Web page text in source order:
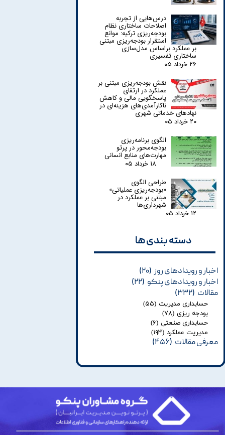
درس‌هایی از تجربه
اصلاحات ساختاری نظام
بودجه‌ریزی ترکیه: موانع
استقرار بودجه‌ریزی مبتنی
بر عملکرد براساس مدل‌سازی
ساختاری تفسیری
۲۶ خرداد ۰۵
نقش بودجه‌ریزی مبتنی بر
عملکرد در ارتقای
پاسخگویی مالی و کاهش
ناکارآمدی‌های هزینه‌ای در
نهادهای خدماتی شهری
۲۰ خرداد ۰۵
الگوی برنامه‌ریزی
بودجه‌محور در پرتو
مهارت‌های منابع انسانی
۱۸ خرداد ۰۵
طراحی الگوی
«بودجه‌ریزی عملیاتی»
مبتنی بر عملکرد در
شهرداری‌ها
۱۲ خرداد ۰۵
دسته بندی ها​​​​​​​
اخبار و رویدادهای روز (۲۰)
اخبار و رویدادهای پنکو (۲۲)
مقالات (۳۳۲)
حسابداری مدیریت (۵۵)
بودجه ریزی (۷۸)
حسابداری صنعتی (۶)
مدیریت عملکرد (۱۹۴)
معرفی مقالات (۴۵۶)